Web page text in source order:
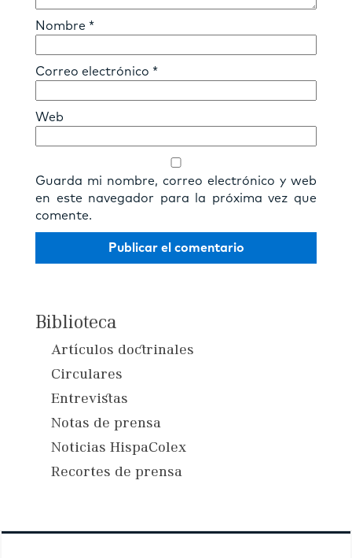
Nombre *
Correo electrónico *
Web
Guarda mi nombre, correo electrónico y web
en este navegador para la próxima vez que
comente.
Biblioteca
Artículos doctrinales
Circulares
Entrevistas
Notas de prensa
Noticias HispaColex
Recortes de prensa